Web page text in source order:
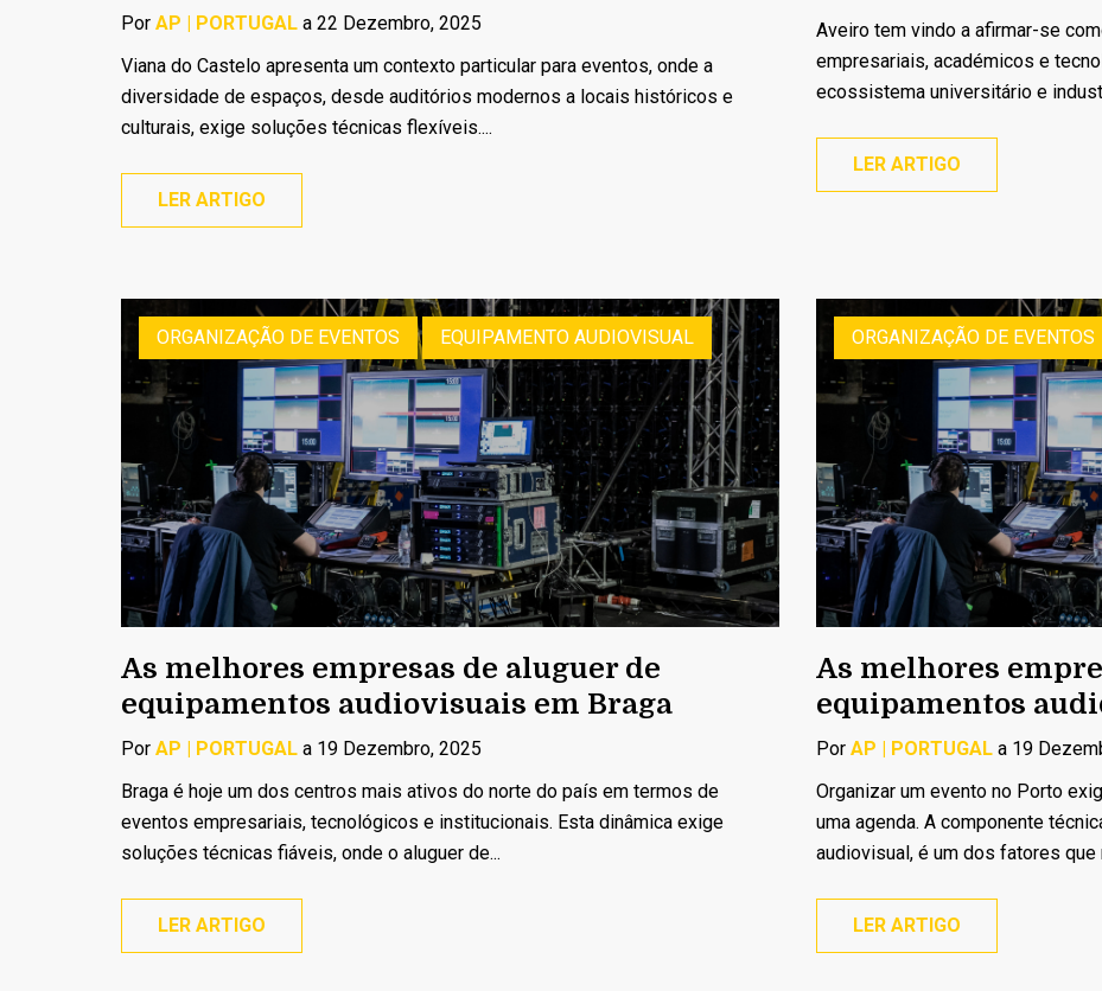
Por AP | PORTUGAL a 22 Dezembro, 2025
Viana do Castelo apresenta um contexto particular para eventos, onde a
diversidade de espaços, desde auditórios modernos a locais históricos e
culturais, exige soluções técnicas flexíveis....
LER ARTIGO
Aveiro tem vindo a afirmar-se
empresariais, académicos e
ecossistema universitário e
LER ARTIGO
ORGANIZAÇÃO DE EVENTOS EQUIPAMENTO AUDIOVISUAL
As melhores empresas de aluguer de
equipamentos audiovisuais em Braga
Por AP | PORTUGAL a 19 Dezembro, 2025
Braga é hoje um dos centros mais ativos do norte do país em termos de
eventos empresariais, tecnológicos e institucionais. Esta dinâmica exige
soluções técnicas fiáveis, onde o aluguer de...
LER ARTIGO
ORGANIZAÇÃO DE EVENTOS
As melhores
equipamentos
Por AP | PORTUGAL a 19
Organizar um evento no Porto
uma agenda. A componente
audiovisual, é um dos fatores que
LER ARTIGO